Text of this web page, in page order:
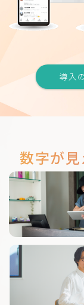
導入
数字が